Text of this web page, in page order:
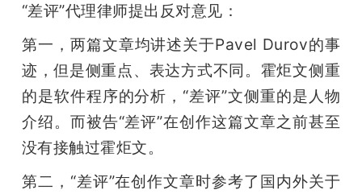
“差评”代理律师提出反对意见：
第一，两篇文章均讲述关于Pavel Durov的事
迹，但是侧重点、表达方式不同。霍炬文侧重
的是软件程序的分析，“差评”文侧重的是人物
介绍。而被告“差评”在创作这篇文章之前甚至
没有接触过霍炬文。
第二，“差评”在创作文章时参考了国内外关于